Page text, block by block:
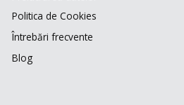
Politica de Cookies
Întrebări frecvente
Blog